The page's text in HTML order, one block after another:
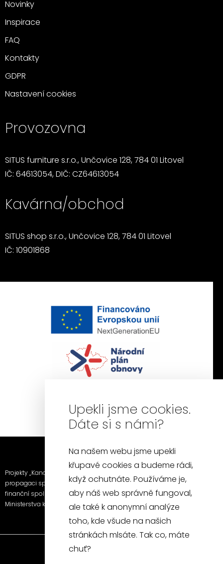
Novinky
Inspirace
FAQ
Kontakty
GDPR
Nastavení cookies
Provozovna
SITUS furniture s.r.o., Unčovice 128, 784 01 Litovel
IČ: 64613054, DIČ: CZ64613054
Kavárna/obchod
SITUS shop s.r.o., Unčovice 128, 784 01 Litovel
IČ: 10901868
Projekty „Kancelářská židle a křeslo“ a „Fotografie a video k
propagaci společnosti SITUS furniture s.r.o.“ byly realizovány za
finanční spoluúčasti EU prostřednictvím Národního plánu obnovy a
Ministerstva kultury.
Upekli jsme cookies.
Dáte si s námi?
Na našem webu jsme upekli
křupavé cookies a budeme rádi,
když ochutnáte. Používáme je,
aby náš web správně fungoval,
ale také k anonymní analýze
toho, kde všude na našich
stránkách mlsáte. Tak co, máte
chuť?